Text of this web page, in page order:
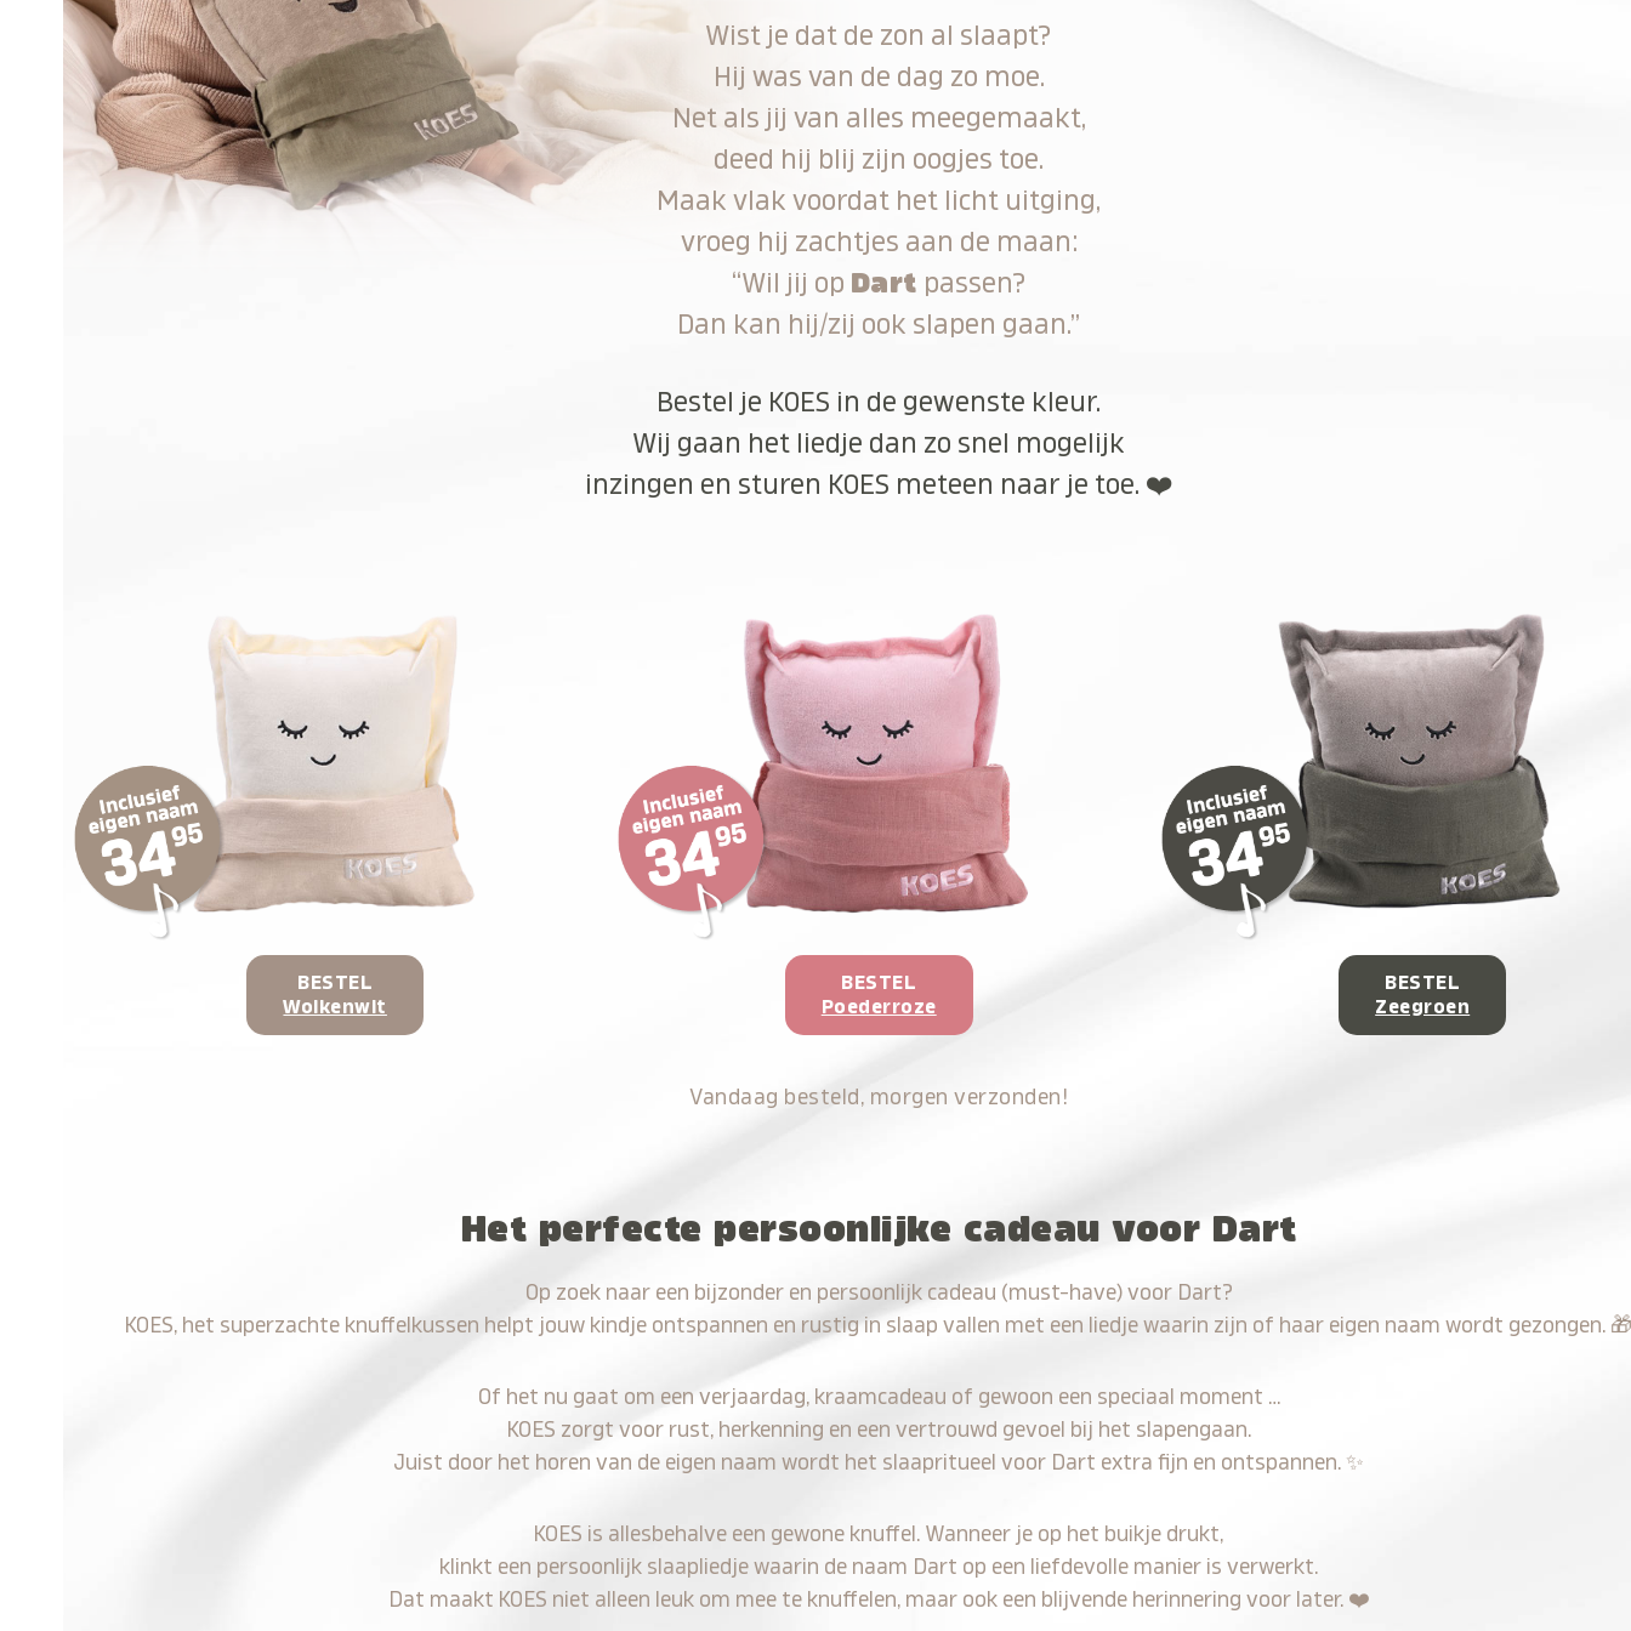
Wist je dat de zon al slaapt?
Hij was van de dag zo moe.
Net als jij van alles meegemaakt,
deed hij blij zijn oogjes toe.
Maak vlak voordat het licht uitging,
vroeg hij zachtjes aan de maan:
“Wil jij op Dart passen?
Dan kan hij/zij ook slapen gaan.”
Bestel je KOES in de gewenste kleur.
Wij gaan het liedje dan zo snel mogelijk
inzingen en sturen KOES meteen naar je toe. ❤️
BESTEL
Wolkenwit
BESTEL
Poederroze
BESTEL
Zeegroen
Vandaag besteld, morgen verzonden!
Het perfecte persoonlijke cadeau voor Dart
Op zoek naar een bijzonder en persoonlijk cadeau (must-have) voor Dart?
KOES, het superzachte knuffelkussen helpt jouw kindje ontspannen en rustig in slaap vallen met een liedje waarin zijn of haar eigen naam wordt gezongen.
Of het nu gaat om een verjaardag, kraamcadeau of gewoon een speciaal moment …
KOES zorgt voor rust, herkenning en een vertrouwd gevoel bij het slapengaan.
Juist door het horen van de eigen naam wordt het slaapritueel voor Dart extra fijn en ontspannen. ✨
KOES is allesbehalve een gewone knuffel. Wanneer je op het buikje drukt,
klinkt een persoonlijk slaapliedje waarin de naam Dart op een liefdevolle manier is verwerkt.
Dat maakt KOES niet alleen leuk om mee te knuffelen, maar ook een blijvende herinnering voor later. ❤️